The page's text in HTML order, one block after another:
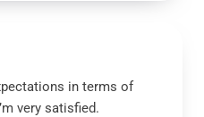
in terms of
very satisfied.